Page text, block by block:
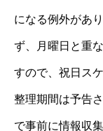
になる例外があ
ず、月曜日と重
すので、祝日ス
整理期間は予告
で事前に情報収